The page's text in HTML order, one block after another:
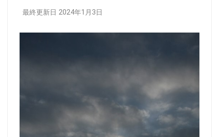
最終更新日 2024年1月3日